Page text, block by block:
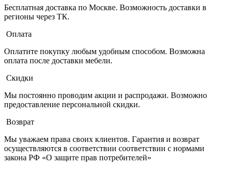
Бесплатная доставка по Москве. Возможность доставки в
регионы через ТК.
Оплата
Оплатите покупку любым удобным способом. Возможна
оплата после доставки мебели.
Скидки
Мы постоянно проводим акции и распродажи. Возможно
предоставление персональной скидки.
Возврат
Мы уважаем права своих клиентов. Гарантия и возврат
осуществляются в соответствии соответствии с нормами
закона РФ «О защите прав потребителей»